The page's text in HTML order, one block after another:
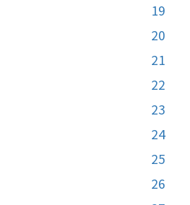
19
20
21
22
23
24
25
26